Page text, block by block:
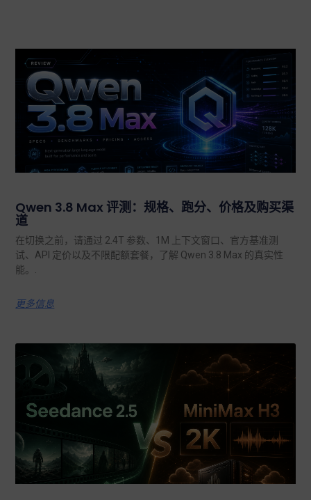
Qwen 3.8 Max 评测：规格、跑分、价格及购买渠
道
在切换之前，请通过 2.4T 参数、1M 上下文窗口、官方基准测
试、API 定价以及不限配额套餐，了解 Qwen 3.8 Max 的真实性
能。.
更多信息